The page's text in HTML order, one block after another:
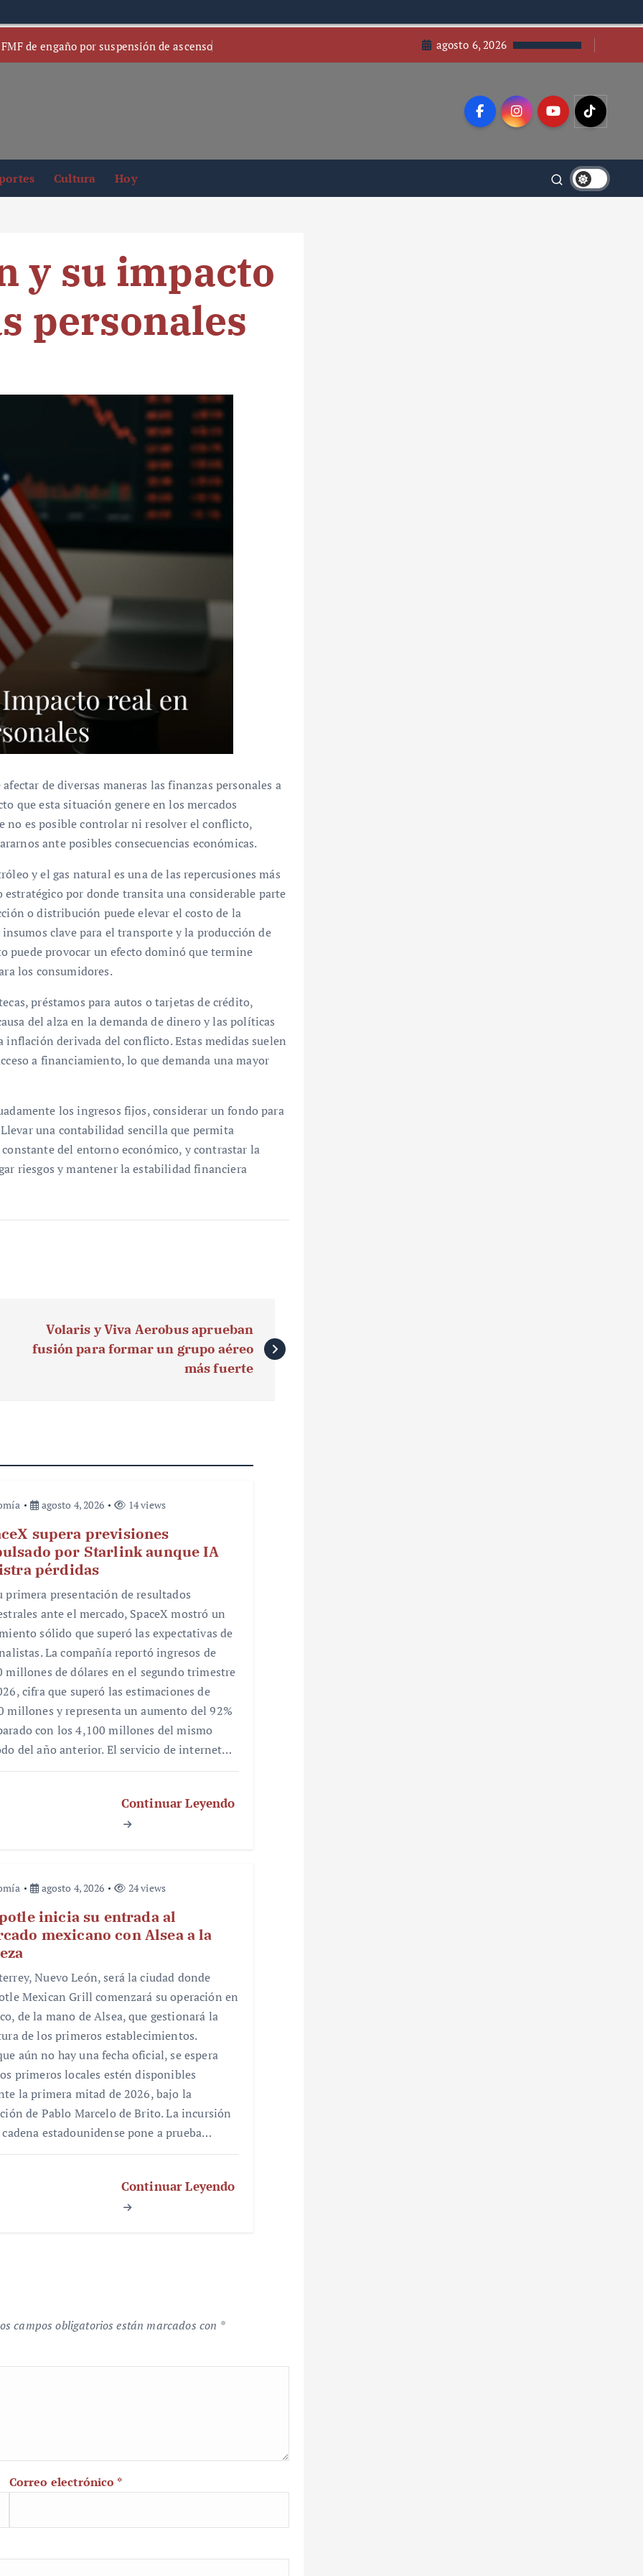
de engaño por suspensión de ascenso agosto 6, 2026
Cultura Hoy
y su impacto
personales
de diversas maneras las finanzas personales a
que esta situación genere en los mercados
no es posible controlar ni resolver el conflicto,
ante posibles consecuencias económicas.
y el gas natural es una de las repercusiones más
por donde transita una considerable parte
o distribución puede elevar el costo de la
clave para el transporte y la producción de
puede provocar un efecto dominó que termine
los consumidores.
préstamos para autos o tarjetas de crédito,
del alza en la demanda de dinero y las políticas
derivada del conflicto. Estas medidas suelen
a financiamiento, lo que demanda una mayor
los ingresos fijos, considerar un fondo para
una contabilidad sencilla que permita
del entorno económico, y contrastar la
riesgos y mantener la estabilidad financiera
Volaris y Viva Aerobus aprueban
fusión para formar un grupo aéreo
más fuerte
agosto 4, 2026 14 views
supera previsiones
por Starlink aunque IA
pérdidas
primera presentación de resultados
ante el mercado, SpaceX mostró un
sólido que superó las expectativas de
La compañía reportó ingresos de
millones de dólares en el segundo trimestre
cifra que superó las estimaciones de
millones y representa un aumento del 92%
con los 4,100 millones del mismo
del año anterior. El servicio de internet…
Continuar Leyendo
agosto 4, 2026 24 views
inicia su entrada al
mexicano con Alsea a la
Nuevo León, será la ciudad donde
Mexican Grill comenzará su operación en
de la mano de Alsea, que gestionará la
de los primeros establecimientos.
aún no hay una fecha oficial, se espera
primeros locales estén disponibles
la primera mitad de 2026, bajo la
de Pablo Marcelo de Brito. La incursión
cadena estadounidense pone a prueba…
Continuar Leyendo
campos obligatorios están marcados con *
Correo electrónico *